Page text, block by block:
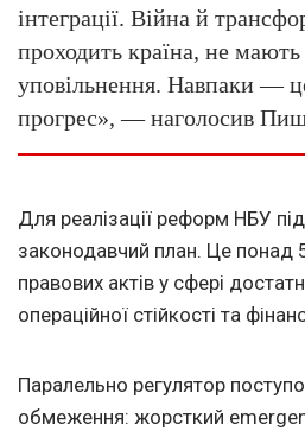
інтеграції. Війна й
проходить країна, не
уповільнення. Навпаки —
прогрес», — наголосив
Для реалізації реформ НБУ
законодавчий план. Це понад
правових актів у сфері
операційної стійкості та
Паралельно регулятор
обмеження: жорсткий